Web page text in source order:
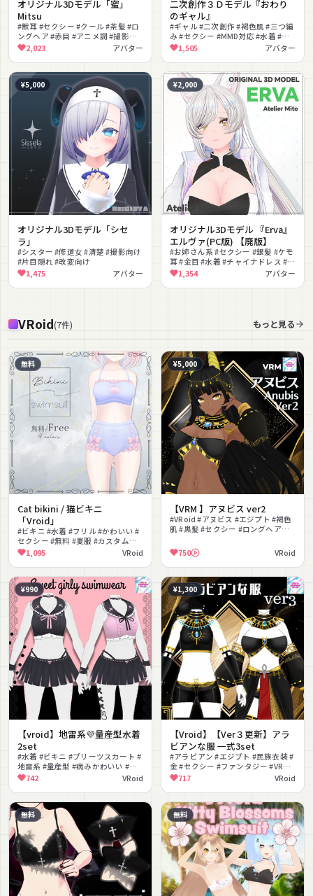
オリジナル3Dモデル「蜜」
Mitsu
#獣耳 #セクシー #クール #茶髪 #ロ
ングヘア #赤目 #アニメ調 #撮影向
け #色っぽい #MMD対応
2,023 アバター
二次創作３Ｄモデル『おわり
のギャル』
#ギャル #二次創作 #褐色肌 #三つ編
み #セクシー #MMD対応 #水着 #バ
ニー #撮影向け
1,505 アバター
¥5,000
オリジナル3Dモデル「シセ
ラ」
#シスター #修道女 #清楚 #撮影向け
#片目隠れ #改変向け
1,475 アバター
¥2,000
オリジナル3Dモデル 『Erva』
エルヴァ(PC版) 【廃版】
#お姉さん系 #セクシー #銀髪 #ケモ
耳 #金目 #水着 #チャイナドレス #バ
ニースーツ #大人っぽい #撮影向け
1,354 アバター
VRoid(7件) もっと見る
無料
Cat bikini / 猫ビキニ
「Vroid」
#ビキニ #水着 #フリル #かわいい #
セクシー #無料 #夏服 #カスタムア
イテム #色変え
1,095 VRoid
¥5,000
【VRM 】アヌビス ver2
#VRoid #アヌビス #エジプト #褐色
肌 #黒髪 #セクシー #ロングヘア
750 VRoid
¥990
【vroid】地雷系💜量産型水着
2set
#水着 #ビキニ #プリーツスカート #
地雷系 #量産型 #病みかわいい #ゆ
めかわいい #リボン #十字架 #タト
742 VRoid
¥1,300
【Vroid】【Ver３更新】アラ
ビアンな服 一式3set
#アラビアン #エジプト #民族衣装 #
金 #セクシー #ファンタジー #VRoid
テクスチャ
717 VRoid
無料 無料